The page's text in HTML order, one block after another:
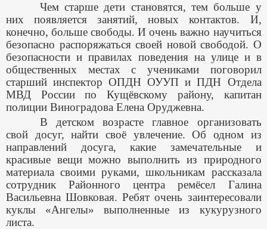
Чем старше дети становятся, тем больше у
них появляется занятий, новых контактов. И,
конечно, больше свободы. И очень важно научиться
безопасно распоряжаться своей новой свободой. О
безопасности и правилах поведения на улице и в
общественных местах с учениками поговорил
старший инспектор ОПДН ОУУП и ПДН Отдела
МВД России по Кущёвскому району, капитан
полиции Виноградова Елена Оруджевна.
В детском возрасте главное организовать
свой досуг, найти своё увлечение. Об одном из
направлений досуга, какие замечательные и
красивые вещи можно выполнить из природного
материала своими руками, школьникам рассказала
сотрудник Районного центра ремёсел Галина
Васильевна Шовковая. Ребят очень заинтересовали
куклы «Ангелы» выполненные из кукурузного
листа.